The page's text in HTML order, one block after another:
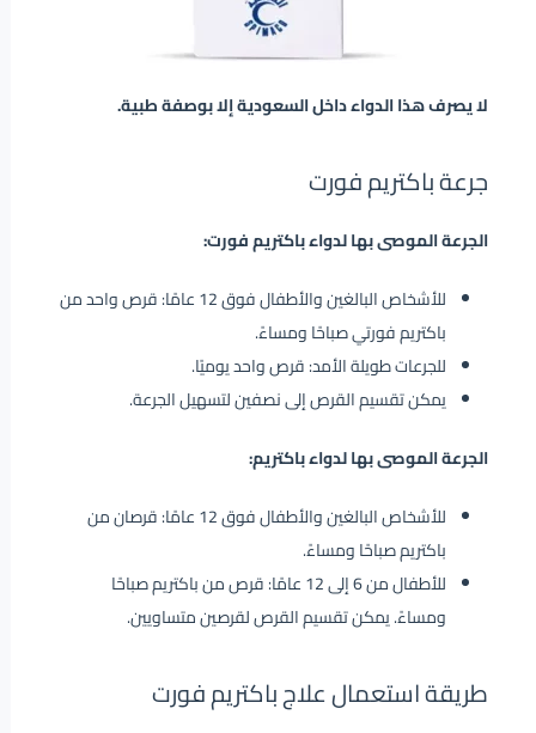
لا يصرف هذا الدواء داخل السعودية إلا بوصفة طبية.
جرعة باكتريم فورت
الجرعة الموصى بها لدواء باكتريم فورت:
للأشخاص البالغين والأطفال فوق 12 عامًا: قرص واحد من
باكتريم فورتي صباحًا ومساءً.
للجرعات طويلة الأمد: قرص واحد يوميًا.
يمكن تقسيم القرص إلى نصفين لتسهيل الجرعة.
الجرعة الموصى بها لدواء باكتريم:
للأشخاص البالغين والأطفال فوق 12 عامًا: قرصان من
باكتريم صباحًا ومساءً.
للأطفال من 6 إلى 12 عامًا: قرص من باكتريم صباحًا
ومساءً. يمكن تقسيم القرص لقرصين متساويين.
طريقة استعمال علاج باكتريم فورت